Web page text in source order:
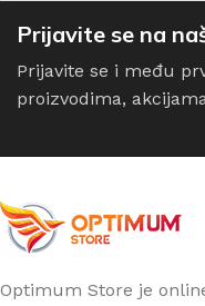
Prijavite se na
Prijavite se i među
proizvodima,
Optimum Store je